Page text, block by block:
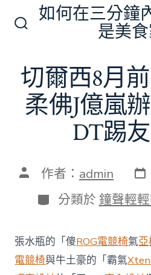
換
開
關
如何在三分鐘
是美
切爾西8月
柔佛J億嵐
DT踢
文 作者： admin 發
表
日
期
分
類
分類於 鐘聲輕
張水瓶的「傻ROG電競椅氣
電競椅與牛土豪的「霸氣